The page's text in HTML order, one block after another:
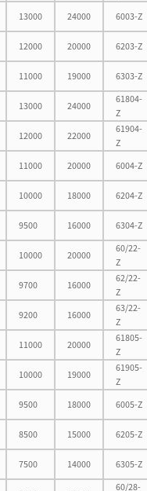
13000 24000 6003-Z
12000 20000 6203-Z
11000 19000 6303-Z
13000 24000
61804-
Z
12000 22000
61904-
Z
11000 20000 6004-Z
10000 18000 6204-Z
9500 16000 6304-Z
10000 20000
60/22-
Z
9700 16000
62/22-
Z
9200 16000
63/22-
Z
11000 20000
61805-
Z
10000 19000
61905-
Z
9500 18000 6005-Z
8500 15000 6205-Z
7500 14000 6305-Z
60/28-